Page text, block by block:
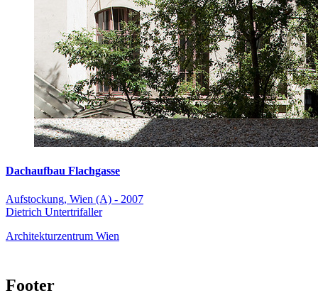
Dachaufbau Flachgasse
Aufstockung, Wien (A) - 2007
Dietrich Untertrifaller
Architekturzentrum Wien
Footer